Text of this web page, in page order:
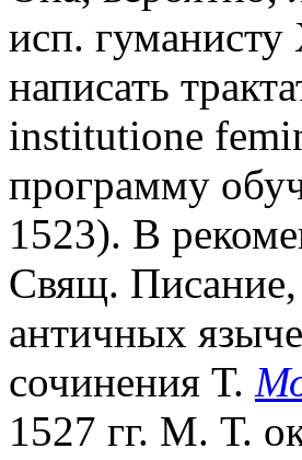
исп.
написать
institutione
программу
1523). В
Свящ. Писание,
античных
сочинения Т.
1527 гг. М. Т.